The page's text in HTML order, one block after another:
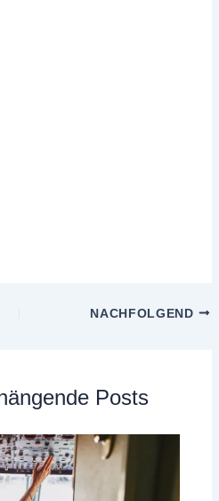
NACHFOLGEND
Posts